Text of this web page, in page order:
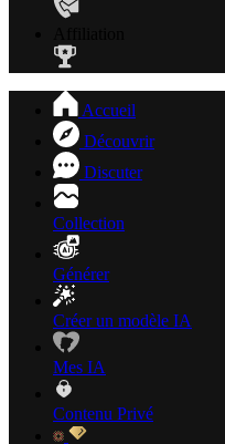
Accueil
Découvrir
Discuter
Collection
Générer
Créer un modèle IA
Mes IA
Contenu Privé